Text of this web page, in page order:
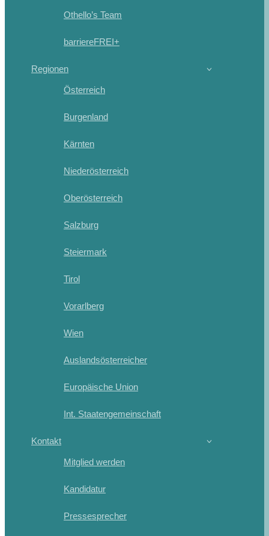
Othello’s Team
barriereFREI+
Regionen
Österreich
Burgenland
Kärnten
Niederösterreich
Oberösterreich
Salzburg
Steiermark
Tirol
Vorarlberg
Wien
Auslandsösterreicher
Europäische Union
Int. Staatengemeinschaft
Kontakt
Mitglied werden
Kandidatur
Pressesprecher